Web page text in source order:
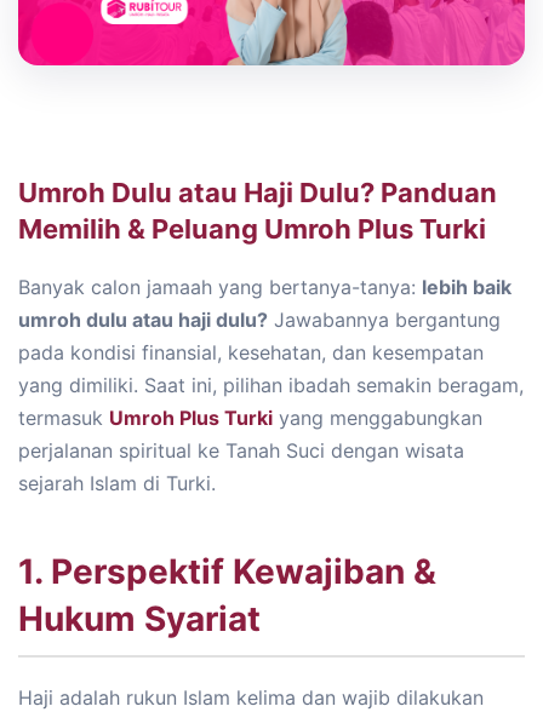
Umroh Dulu atau Haji Dulu? Panduan
Memilih & Peluang Umroh Plus Turki
Banyak calon jamaah yang bertanya-tanya: lebih baik
umroh dulu atau haji dulu? Jawabannya bergantung
pada kondisi finansial, kesehatan, dan kesempatan
yang dimiliki. Saat ini, pilihan ibadah semakin beragam,
termasuk Umroh Plus Turki yang menggabungkan
perjalanan spiritual ke Tanah Suci dengan wisata
sejarah Islam di Turki.
1. Perspektif Kewajiban &
Hukum Syariat
Haji adalah rukun Islam kelima dan wajib dilakukan